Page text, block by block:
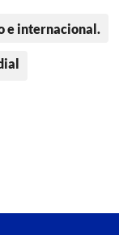
e internacional.